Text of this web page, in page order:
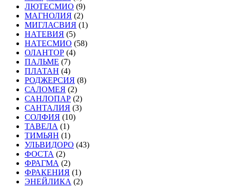
ЛЮТЕСМИО (9)
МАГНОЛИЯ (2)
МИГЛАСВИЯ (1)
НАТЕВИЯ (5)
НАТЕСМИО (58)
ОЛАНТОР (4)
ПАЛЬМЕ (7)
ПЛАТАН (4)
РОДЖЕРСИЯ (8)
САЛОМЕЯ (2)
САНЛОПАР (2)
САНТАЛИЯ (3)
СОЛФИЯ (10)
ТАВЕЛА (1)
ТИМЬЯН (1)
УЛЬВИДОРО (43)
ФОСТА (2)
ФРАГМА (2)
ФРАКЕНИЯ (1)
ЭНЕЙЛИКА (2)